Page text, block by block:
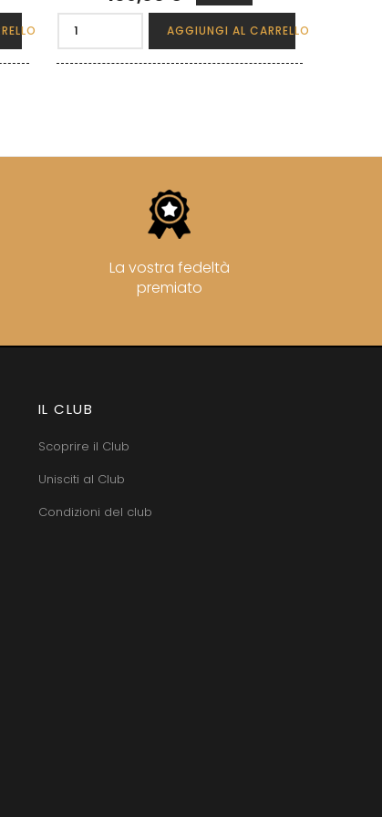
AGGIUNGI AL CARRELLO
La vostra fedeltà
premiato
IL CLUB
Scoprire il Club
Unisciti al Club
Condizioni del club